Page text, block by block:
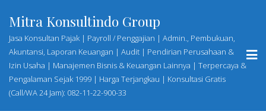
content
Mitra Konsultindo Group
Jasa Konsultan Pajak | Payroll / Penggajian | Admin., Pembukuan,
Akuntansi, Laporan Keuangan | Audit | Pendirian Perusahaan &
Izin Usaha | Manajemen Bisnis & Keuangan Lainnya | Terpercaya &
Pengalaman Sejak 1999 | Harga Terjangkau | Konsultasi Gratis
(Call/WA 24 Jam): 082-11-22-900-33